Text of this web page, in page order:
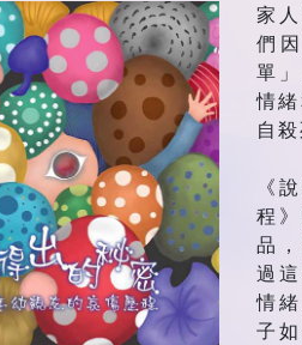
家
們
單
情
自
《
程
品
過
情
子